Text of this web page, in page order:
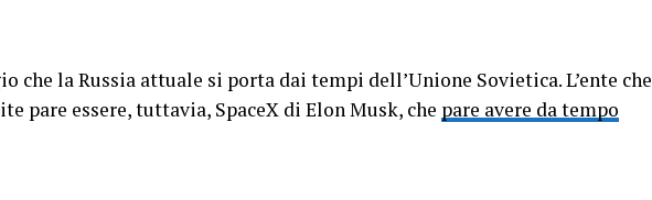
che la Russia attuale si porta dai tempi dell’Unione Sovietica. L’ente che
pare essere, tuttavia, SpaceX di Elon Musk, che pare avere da tempo